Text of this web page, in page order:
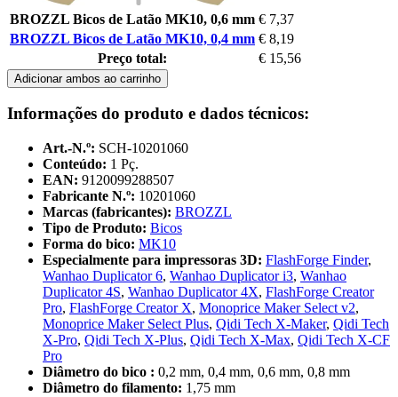
BROZZL Bicos de Latão MK10, 0,6 mm € 7,37
BROZZL Bicos de Latão MK10, 0,4 mm € 8,19
Preço total:
€ 15,56
Adicionar ambos ao carrinho
Informações do produto e dados técnicos:
Art.-N.º: SCH-10201060
Conteúdo: 1 Pç.
EAN: 9120099288507
Fabricante N.º: 10201060
Marcas (fabricantes): BROZZL
Tipo de Produto: Bicos
Forma do bico: MK10
Especialmente para impressoras 3D: FlashForge Finder,
Wanhao Duplicator 6, Wanhao Duplicator i3, Wanhao
Duplicator 4S, Wanhao Duplicator 4X, FlashForge Creator
Pro, FlashForge Creator X, Monoprice Maker Select v2,
Monoprice Maker Select Plus, Qidi Tech X-Maker, Qidi Tech
X-Pro, Qidi Tech X-Plus, Qidi Tech X-Max, Qidi Tech X-CF
Pro
Diâmetro do bico : 0,2 mm, 0,4 mm, 0,6 mm, 0,8 mm
Diâmetro do filamento: 1,75 mm